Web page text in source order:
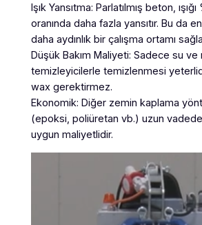
Işık Yansıtma: Parlatılmış beton,
oranında daha fazla yansıtır. Bu da
daha aydınlık bir çalışma ortamı
Düşük Bakım Maliyeti: Sadece su ve
temizleyicilerle temizlenmesi
wax gerektirmez.
Ekonomik: Diğer zemin kaplama
(epoksi, poliüretan vb.) uzun
uygun maliyetlidir.